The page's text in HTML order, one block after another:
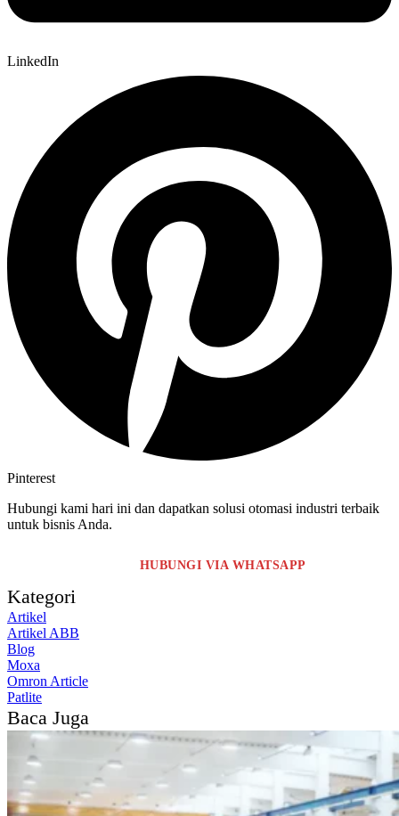
LinkedIn
Pinterest
Hubungi kami hari ini dan dapatkan solusi otomasi industri terbaik
untuk bisnis Anda.
HUBUNGI VIA WHATSAPP
Kategori
Artikel
Artikel ABB
Blog
Moxa
Omron Article
Patlite
Baca Juga